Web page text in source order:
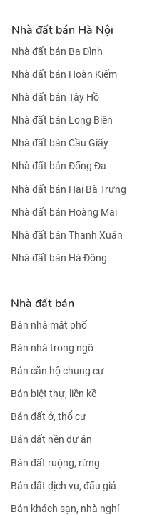
Nhà đất bán Hà Nội
Nhà đất bán Ba Đình
Nhà đất bán Hoàn Kiếm
Nhà đất bán Tây Hồ
Nhà đất bán Long Biên
Nhà đất bán Cầu Giấy
Nhà đất bán Đống Đa
Nhà đất bán Hai Bà Trưng
Nhà đất bán Hoàng Mai
Nhà đất bán Thanh Xuân
Nhà đất bán Hà Đông
Nhà đất bán
Bán nhà mặt phố
Bán nhà trong ngõ
Bán căn hộ chung cư
Bán biệt thự, liền kề
Bán đất ở, thổ cư
Bán đất nền dự án
Bán đất ruộng, rừng
Bán đất dịch vụ, đấu giá
Bán khách sạn, nhà nghỉ